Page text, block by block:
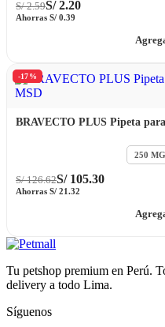
S/2.59S/2.20
Ahorras S/ 0.39
-17%
BRAVECTO PLUS Pipeta
250
S/126.62S/105.30
Ahorras S/ 21.32
Tu petshop premium en Perú.
delivery a todo Lima.
Síguenos